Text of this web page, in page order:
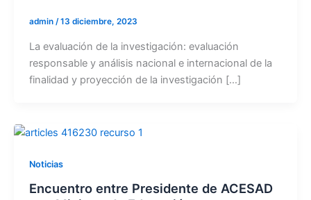
admin /13 diciembre, 2023
La evaluación de la investigación: evaluación
responsable y análisis nacional e internacional de la
finalidad y proyección de la investigación […]
Noticias
Encuentro entre Presidente de ACESAD